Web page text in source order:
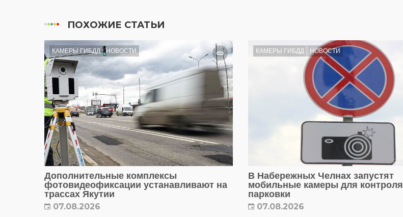
ПОХОЖИЕ СТАТЬИ
КАМЕРЫ ГИБДД НОВОСТИ
Дополнительные комплексы
фотовидеофиксации устанавливают на
трассах Якутии
07.08.2026
КАМЕРЫ ГИБДД НОВОСТИ
В Набережных Челнах запустят
мобильные камеры для контроля
парковки
07.08.2026